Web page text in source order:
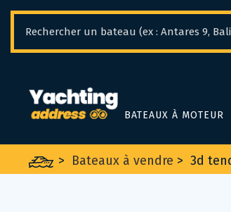
BATEAUX À MOTEUR
> Bateaux à vendre > 3d
Panneau de gestion des cookies